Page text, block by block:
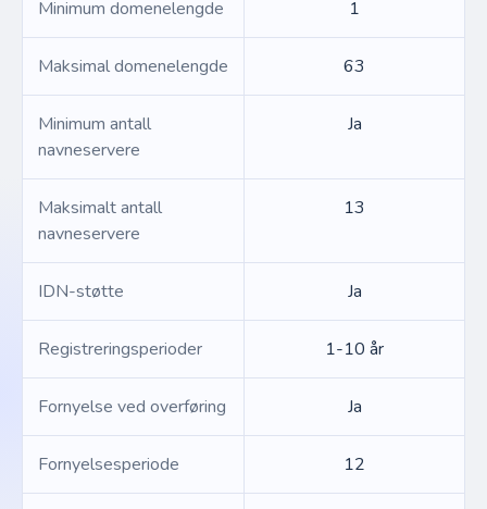
Minimum domenelengde 1
Maksimal domenelengde 63
Minimum antall
navneservere
Ja
Maksimalt antall
navneservere
13
IDN-støtte Ja
Registreringsperioder 1-10 år
Fornyelse ved overføring Ja
Fornyelsesperiode 12